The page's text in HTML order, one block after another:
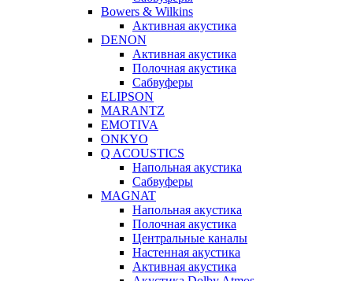
Bowers & Wilkins
Активная акустика
DENON
Активная акустика
Полочная акустика
Сабвуферы
ELIPSON
MARANTZ
EMOTIVA
ONKYO
Q ACOUSTICS
Напольная акустика
Сабвуферы
MAGNAT
Напольная акустика
Полочная акустика
Центральные каналы
Настенная акустика
Активная акустика